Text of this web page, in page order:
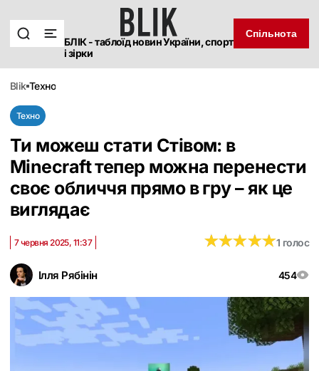
БЛІК - таблоїд новин України, спорт
і зірки
Спільнота
blik техно
Техно
Ти можеш стати Стівом: в
Minecraft тепер можна перенести
своє обличчя прямо в гру – як це
виглядає
Ілля Рябінін 454
7 червня 2025, 11:37 ★★★★★
★★★★★1 голос